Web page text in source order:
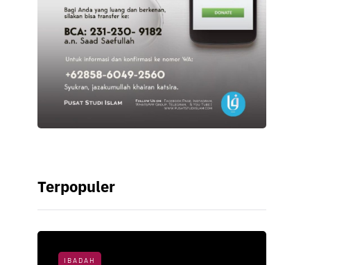
Terpopuler
IBADAH